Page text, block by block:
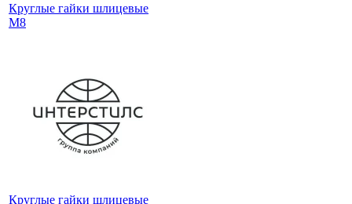
Круглые гайки шлицевые
М8
Круглые гайки шлицевые